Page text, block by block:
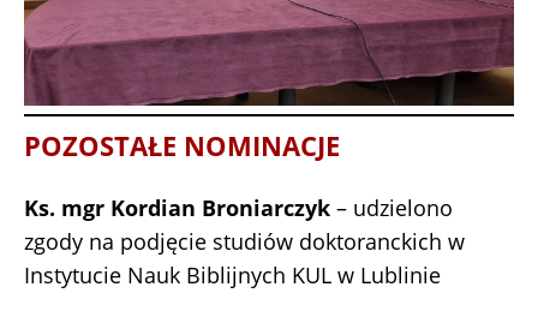
POZOSTAŁE NOMINACJE
Ks. mgr Kordian Broniarczyk – udzielono
zgody na podjęcie studiów doktoranckich w
Instytucie Nauk Biblijnych KUL w Lublinie